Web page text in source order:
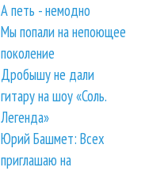
А петь - немодно
Мы попали на непоющее
поколение
Дробышу не дали
гитару на шоу «Соль.
Легенда»
Юрий Башмет: Всех
приглашаю на